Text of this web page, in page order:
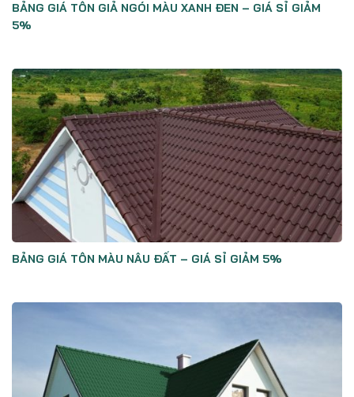
BẢNG GIÁ TÔN GIẢ NGÓI MÀU XANH ĐEN – GIÁ SỈ GIẢM
5%
BẢNG GIÁ TÔN MÀU NÂU ĐẤT – GIÁ SỈ GIẢM 5%